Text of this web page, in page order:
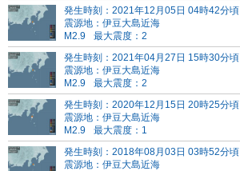
発生時刻：2021年12月05日 04時42分頃
震源地：伊豆大島近海
M2.9
最大震度：2
発生時刻：2021年04月27日 15時30分頃
震源地：伊豆大島近海
M2.9
最大震度：2
発生時刻：2020年12月15日 20時25分頃
震源地：伊豆大島近海
M2.9
最大震度：1
発生時刻：2018年08月03日 03時52分頃
震源地：伊豆大島近海